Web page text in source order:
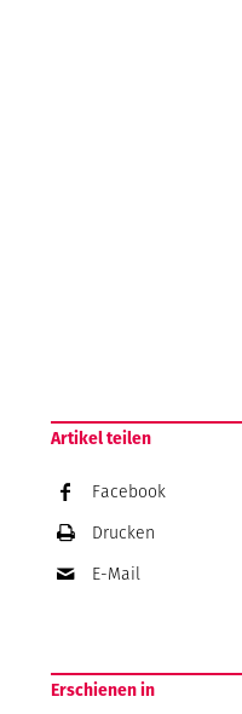
Artikel teilen
Facebook
Drucken
E-Mail
Erschienen in